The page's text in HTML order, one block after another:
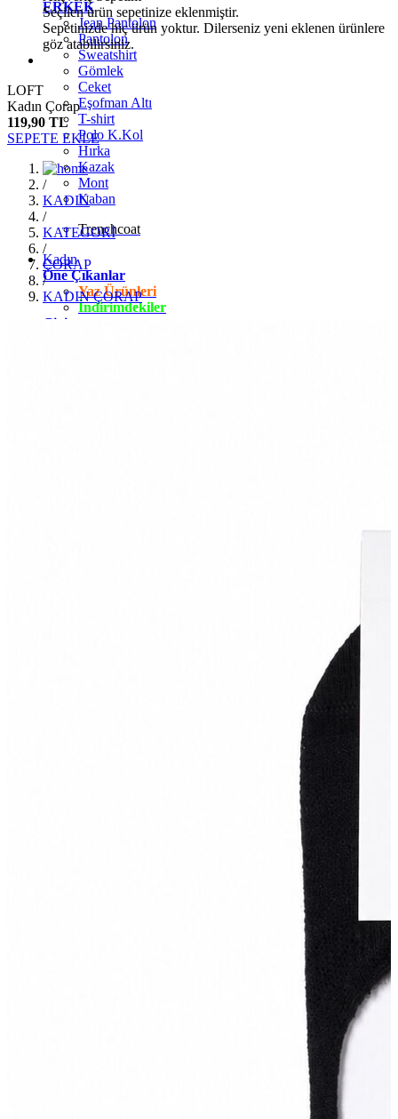
ERKEK
Jean Pantolon
Pantolon
Sweatshirt
Gömlek
Ceket
Eşofman Altı
T-shirt
Polo K.Kol
Hırka
Kazak
Mont
Kaban
Trenchcoat
Kadın
Öne Çıkanlar
Yaz Ürünleri
İndirimdekiler
Giyim
Seçilen ürün sepetinize eklenmiştir.
Sepetinizde hiç ürün yoktur. Dilerseniz yeni eklenen ürünlere
göz atabilirsiniz.
LOFT
Kadın Çorap
119,90 TL
SEPETE EKLE
/
KADIN
/
KATEGORİ
/
ÇORAP
/
KADIN ÇORAP